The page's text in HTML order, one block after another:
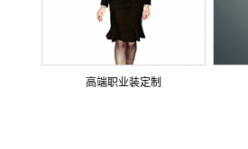
高端职业装定制